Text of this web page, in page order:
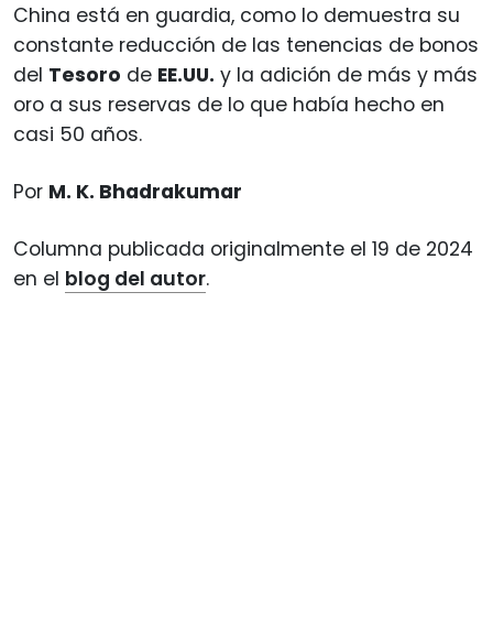
China está en guardia, como lo demuestra su
constante reducción de las tenencias de bonos
del Tesoro de EE.UU. y la adición de más y más
oro a sus reservas de lo que había hecho en
casi 50 años.
Por M. K. Bhadrakumar
Columna publicada originalmente el 19 de 2024
en el blog del autor.